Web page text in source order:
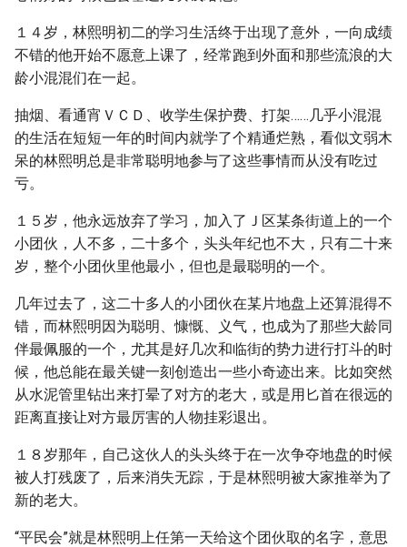
１４岁，林熙明初二的学习生活终于出现了意外，一向成绩
不错的他开始不愿意上课了，经常跑到外面和那些流浪的大
龄小混混们在一起。
抽烟、看通宵ＶＣＤ、收学生保护费、打架……几乎小混混
的生活在短短一年的时间内就学了个精通烂熟，看似文弱木
呆的林熙明总是非常聪明地参与了这些事情而从没有吃过
亏。
１５岁，他永远放弃了学习，加入了Ｊ区某条街道上的一个
小团伙，人不多，二十多个，头头年纪也不大，只有二十来
岁，整个小团伙里他最小，但也是最聪明的一个。
几年过去了，这二十多人的小团伙在某片地盘上还算混得不
错，而林熙明因为聪明、慷慨、义气，也成为了那些大龄同
伴最佩服的一个，尤其是好几次和临街的势力进行打斗的时
候，他总能在最关键一刻创造出一些小奇迹出来。比如突然
从水泥管里钻出来打晕了对方的老大，或是用匕首在很远的
距离直接让对方最厉害的人物挂彩退出。
１８岁那年，自己这伙人的头头终于在一次争夺地盘的时候
被人打残废了，后来消失无踪，于是林熙明被大家推举为了
新的老大。
“平民会”就是林熙明上任第一天给这个团伙取的名字，意思